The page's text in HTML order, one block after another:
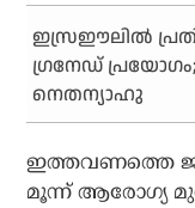
ഇസ്രഈലില്‍
ഗ്രനേഡ്
നെതന്യാഹു
ഇത്തവണത്തെ
മൂന്ന് ആരോഗ്യ